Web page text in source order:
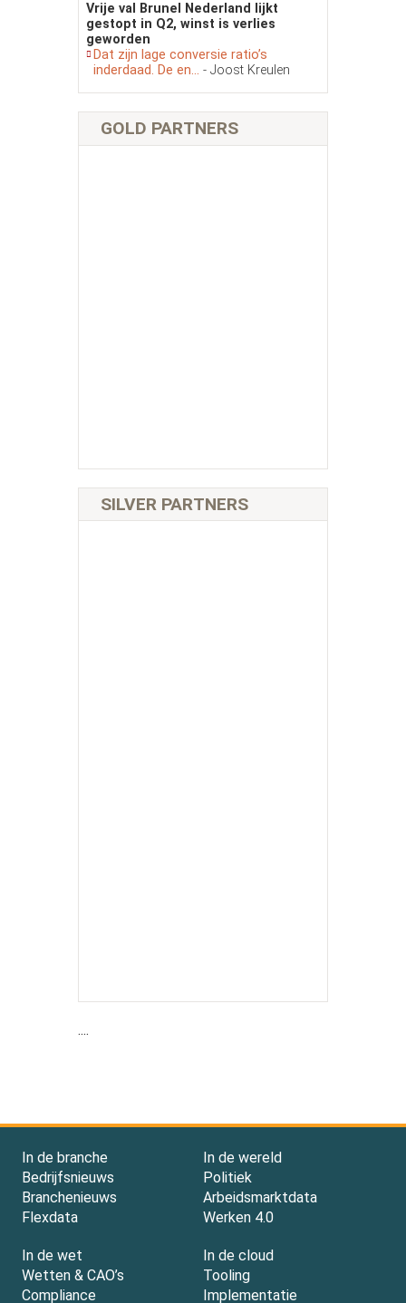
Vrije val Brunel Nederland lijkt
gestopt in Q2, winst is verlies
geworden
Dat zijn lage conversie ratio’s
inderdaad. De en... - Joost Kreulen
GOLD PARTNERS
SILVER PARTNERS
....
In de branche
Bedrijfsnieuws
Branchenieuws
Flexdata
In de wereld
Politiek
Arbeidsmarktdata
Werken 4.0
In de wet
Wetten & CAO’s
Compliance
In de cloud
Tooling
Implementatie